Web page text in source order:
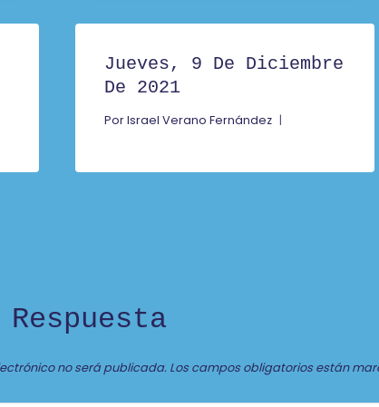
Jueves, 9 De Diciembre
De 2021
PorIsrael Verano Fernández
no será publicada. Los campos obligatorios están